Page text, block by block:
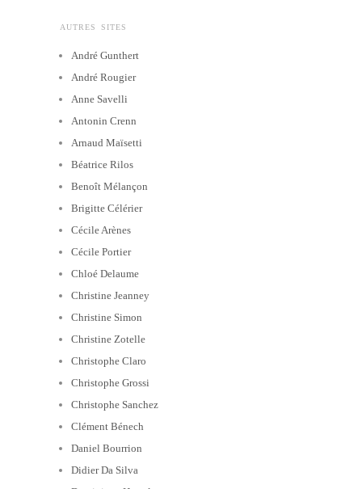
AUTRES SITES
André Gunthert
André Rougier
Anne Savelli
Antonin Crenn
Arnaud Maïsetti
Béatrice Rilos
Benoît Mélançon
Brigitte Célérier
Cécile Arènes
Cécile Portier
Chloé Delaume
Christine Jeanney
Christine Simon
Christine Zotelle
Christophe Claro
Christophe Grossi
Christophe Sanchez
Clément Bénech
Daniel Bourrion
Didier Da Silva